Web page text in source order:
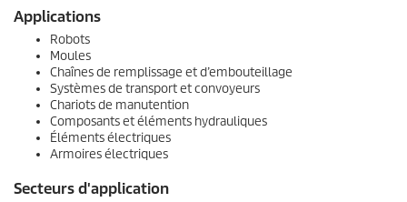
Applications
Robots
Moules
Chaînes de remplissage et d’embouteillage
Systèmes de transport et convoyeurs
Chariots de manutention
Composants et éléments hydrauliques
Éléments électriques
Armoires électriques
Secteurs d'application